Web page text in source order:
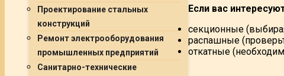
Проектирование стальных
конструкций
Ремонт электрооборудования
промышленных предприятий
Санитарно-технические
Если вас
секционные
распашные
откатные